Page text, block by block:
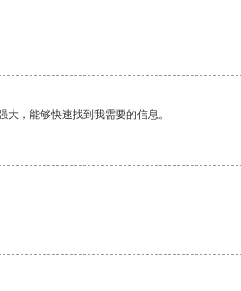
，能够快速找到我需要的信息。